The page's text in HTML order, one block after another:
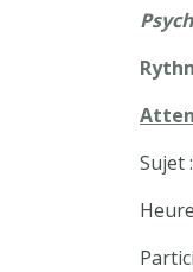
Sujet